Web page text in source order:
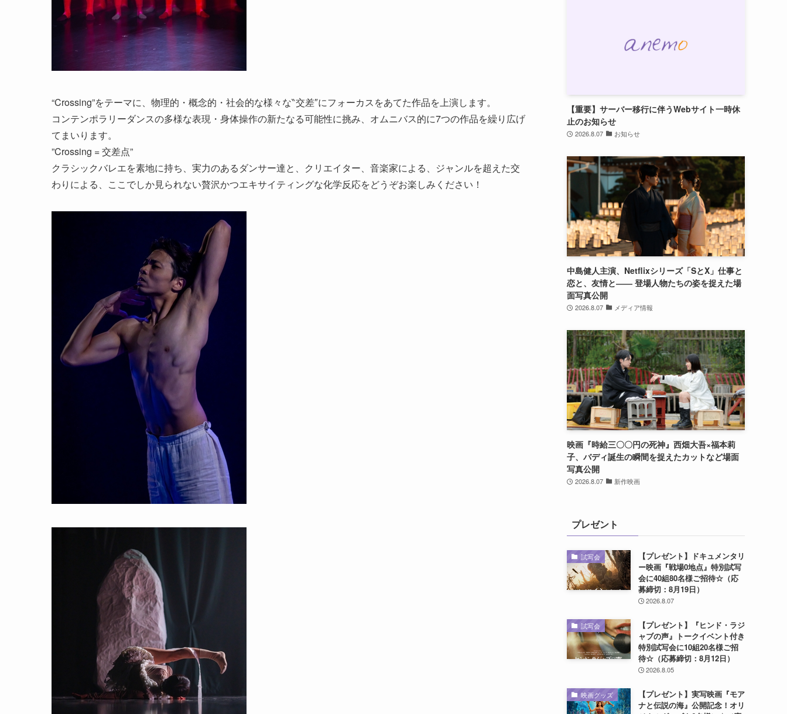
“Crossing”をテーマに、物理的・概念的・社会的な様々な‶交差″にフォーカスをあてた作品を上演します。
コンテンポラリーダンスの多様な表現・身体操作の新たなる可能性に挑み、オムニバス的に7つの作品を繰り広げ
てまいります。
”Crossing = 交差点”
クラシックバレエを素地に持ち、実力のあるダンサー達と、クリエイター、音楽家による、ジャンルを超えた交
わりによる、ここでしか見られない贅沢かつエキサイティングな化学反応をどうぞお楽しみください！
【重要】サーバー移行に伴うWebサイト一時休
止のお知らせ
2026.8.07 お知らせ
中島健人主演、Netflixシリーズ「SとX」仕事と
恋と、友情と―― 登場人物たちの姿を捉えた場
面写真公開
2026.8.07 メディア情報
映画『時給三〇〇円の死神』西畑大吾×福本莉
子、バディ誕生の瞬間を捉えたカットなど場面
写真公開
2026.8.07 新作映画
プレゼント
試写会
【プレゼント】ドキュメンタリ
ー映画『戦場0地点』特別試写
会に40組80名様ご招待☆（応
募締切：8月19日）
2026.8.07
試写会
【プレゼント】『ヒンド・ラジ
ャブの声』トークイベント付き
特別試写会に10組20名様ご招
待☆（応募締切：8月12日）
2026.8.05
映画グッズ
【プレゼント】実写映画『モア
ナと伝説の海』公開記念！オリ